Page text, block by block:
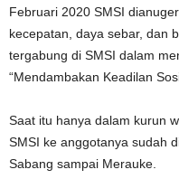
Februari 2020 SMSI
kecepatan, daya sebar, dan
tergabung di SMSI dalam
“Mendambakan Keadilan
Saat itu hanya dalam kurun
SMSI ke anggotanya sudah
Sabang sampai Merauke.